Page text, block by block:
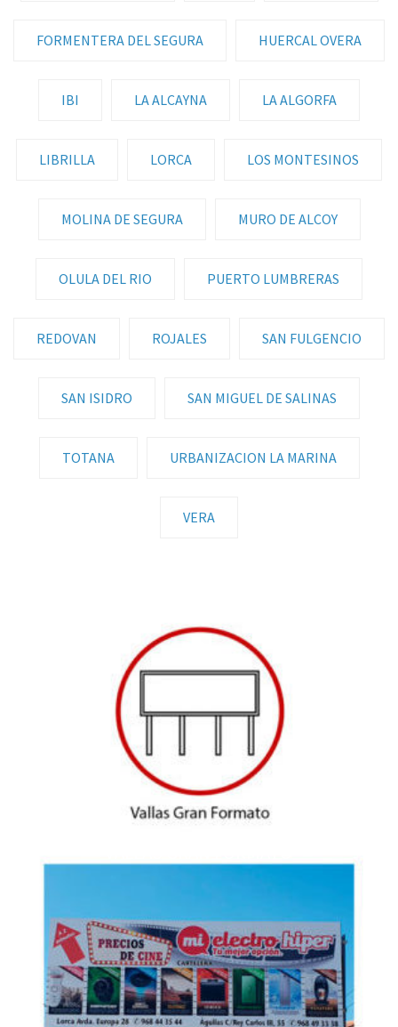
FORMENTERA DEL SEGURA HUERCAL OVERA
IBI LA ALCAYNA LA ALGORFA
LIBRILLA LORCA LOS MONTESINOS
MOLINA DE SEGURA MURO DE ALCOY
OLULA DEL RIO PUERTO LUMBRERAS
REDOVAN ROJALES SAN FULGENCIO
SAN ISIDRO SAN MIGUEL DE SALINAS
TOTANA URBANIZACION LA MARINA
VERA